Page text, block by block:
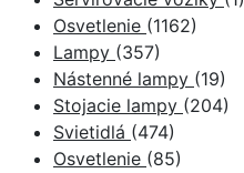
Osvetlenie (1162)
Lampy (357)
Nástenné lampy (19)
Stojacie lampy (204)
Svietidlá (474)
Osvetlenie (85)